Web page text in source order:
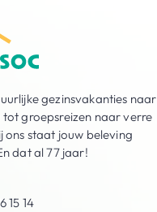
gezinsvakanties naar
tot groepsreizen naar verre
ons staat jouw beleving
dat al 77 jaar!
15 14